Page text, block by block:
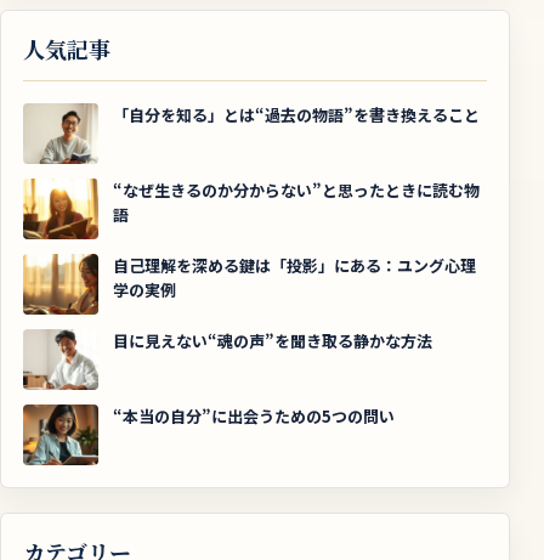
人気記事
「自分を知る」とは“過去の物語”を書き換えること
“なぜ生きるのか分からない”と思ったときに読む物
語
自己理解を深める鍵は「投影」にある：ユング心理
学の実例
目に見えない“魂の声”を聞き取る静かな方法
“本当の自分”に出会うための5つの問い
カテゴリー